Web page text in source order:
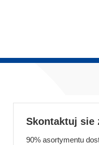
Skontaktuj sie
90% asortymentu